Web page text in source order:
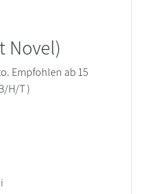
Novel)
Empfohlen ab 15
H/T )